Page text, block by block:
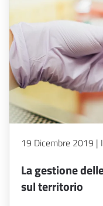
19 Dicembre 2019 |
La gestione
sul territorio